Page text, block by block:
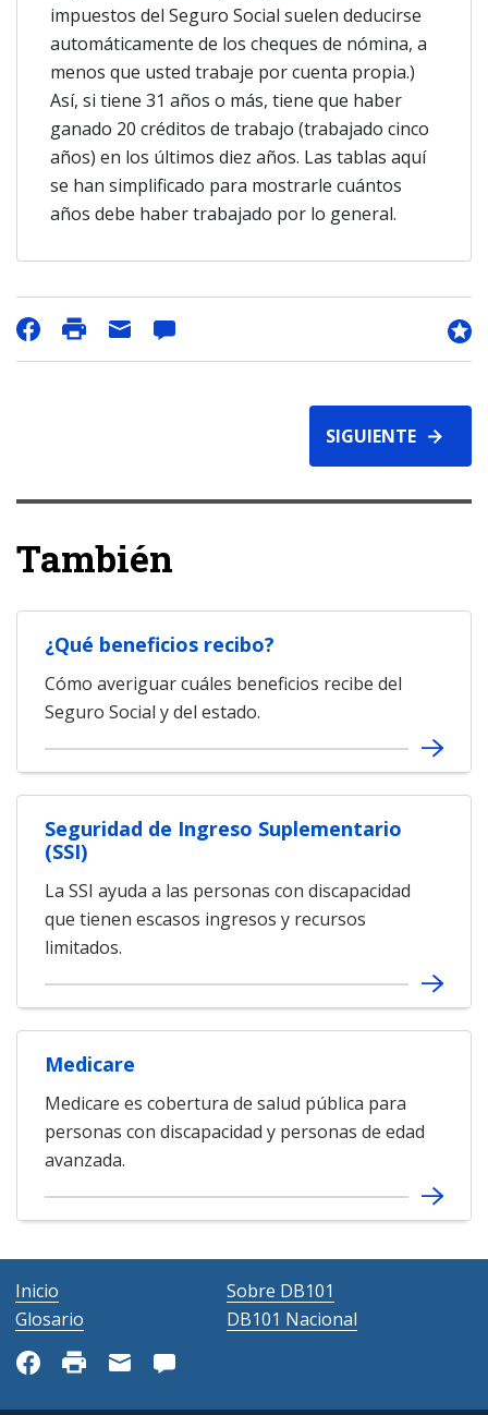
impuestos del Seguro Social suelen deducirse
automáticamente de los cheques de nómina, a
menos que usted trabaje por cuenta propia.)
Así, si tiene 31 años o más, tiene que haber
ganado 20 créditos de trabajo (trabajado cinco
años) en los últimos diez años. Las tablas aquí
se han simplificado para mostrarle cuántos
años debe haber trabajado por lo general.
SIGUIENTE
También
¿Qué beneficios recibo?
Cómo averiguar cuáles beneficios recibe del
Seguro Social y del estado.
Seguridad de Ingreso Suplementario
(SSI)
La SSI ayuda a las personas con discapacidad
que tienen escasos ingresos y recursos
limitados.
Medicare
Medicare es cobertura de salud pública para
personas con discapacidad y personas de edad
avanzada.
Inicio
Sobre DB101
Glosario
DB101 Nacional